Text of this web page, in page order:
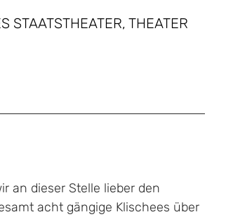
STAATSTHEATER, THEATER
an dieser Stelle lieber den
acht gängige Klischees über